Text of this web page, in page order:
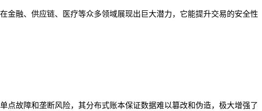
金融、供应链、医疗等众多领域展现出巨大潜力，它能提升交易的安全性
点故障和垄断风险，其分布式账本保证数据难以篡改和伪造，极大增强了